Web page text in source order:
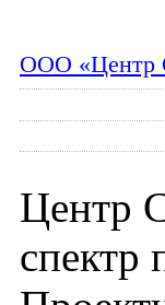
ООО «Центр
Центр
спектр